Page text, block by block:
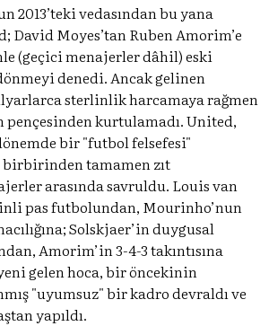
2013’teki vedasından bu yana
David Moyes’tan Ruben Amorim’e
(geçici menajerler dâhil) eski
denedi. Ancak gelinen
sterlinlik harcamaya rağmen
kurtulamadı. United,
bir "futbol felsefesi"
tamamen zıt
arasında savruldu. Louis van
pas futbolundan, Mourinho’nun
Solskjaer’in duygusal
Amorim’in 3-4-3 takıntısına
gelen hoca, bir öncekinin
"uyumsuz" bir kadro devraldı ve
yapıldı.